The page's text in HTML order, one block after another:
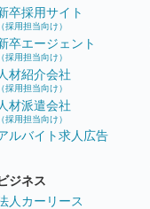
卒採用サイト
（採用担当向け）
卒エージェント
（採用担当向け）
人材紹介会社
（採用担当向け）
人材派遣会社
（採用担当向け）
ルバイト求人広告
ジネス
人カーリース